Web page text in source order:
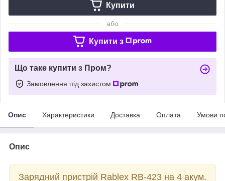
Купити
або
Купити з
Що таке купити з Пром?
Замовлення під захистом
Опис Характеристики Доставка Оплата Умови
Опис
Зарядний пристрій Rablex RB-423 на 4 акум.